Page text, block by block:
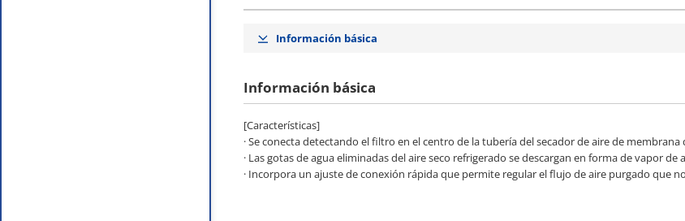
Información básica
Información básica
[Características]
· Se conecta detectando el filtro en el centro de la tubería del secador de aire de
· Las gotas de agua eliminadas del aire seco refrigerado se descargan en forma de vapor de
· Incorpora un ajuste de conexión rápida que permite regular el flujo de aire purgado que